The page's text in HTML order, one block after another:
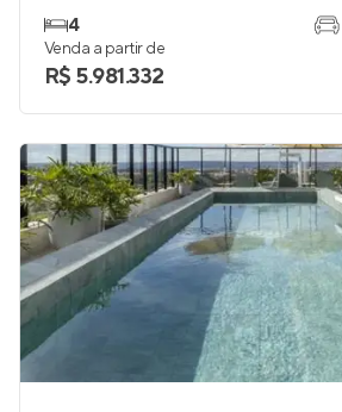
4
Venda a partir de
R$ 5.981.332